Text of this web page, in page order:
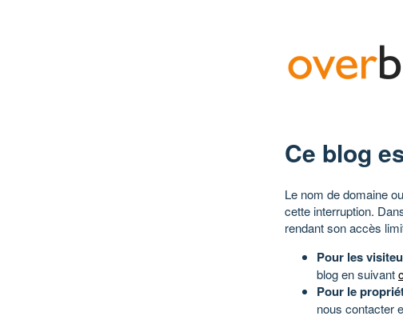
Ce blog
Le nom de domaine
cette interruption.
rendant son accès
Pour les
blog en suivant
Pour le
nous contacter